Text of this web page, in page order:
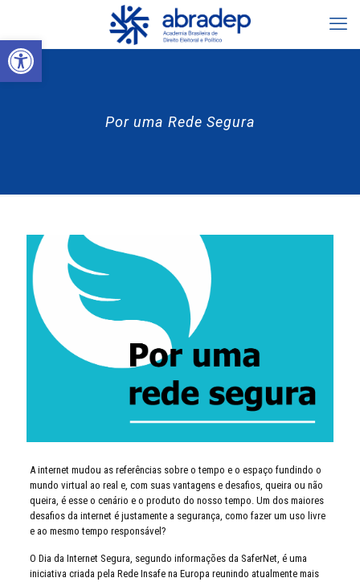
Abrir a barra de ferramentas
Por uma Rede Segura
A internet mudou as referências sobre o tempo e o espaço fundindo o
mundo virtual ao real e, com suas vantagens e desafios, queira ou não
queira, é esse o cenário e o produto do nosso tempo. Um dos maiores
desafios da internet é justamente a segurança, como fazer um uso livre
e ao mesmo tempo responsável?⠀
O Dia da Internet Segura, segundo informações da SaferNet, é uma
iniciativa criada pela Rede Insafe na Europa reunindo atualmente mais